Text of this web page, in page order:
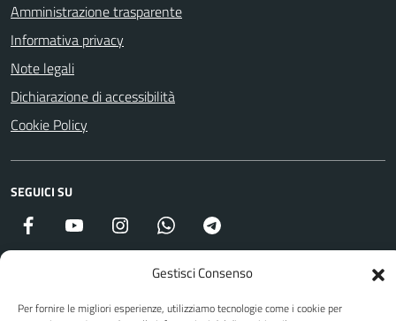
Gestisci Consenso
Per fornire le migliori esperienze, utilizziamo tecnologie come i cookie per
Amministrazione trasparente
Informativa privacy
Note legali
Dichiarazione di accessibilità
Cookie Policy
SEGUICI SU
Facebook YouTube Instagram WhatsApp